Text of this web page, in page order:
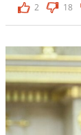
2
18